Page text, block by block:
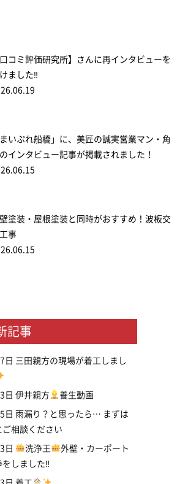
口コミ評価研究所】さんに再インタビューを
ました‼
まいぷれ船橋」に、美匠の誠実営業マン・角
インタビュー記事が掲載されました！
塗装・屋根塗装と同時がおすすめ！波板交
事
記事
日 三田親方の現場が着工しまし
日 伊井親方 養生動画
日 雨漏り？と思ったら… まずは
ご相談ください
日 洗浄王
外壁・カーポート
をしました‼